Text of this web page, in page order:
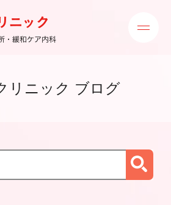
リニック ブログ